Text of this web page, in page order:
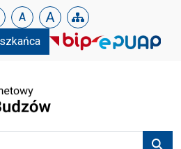
A A